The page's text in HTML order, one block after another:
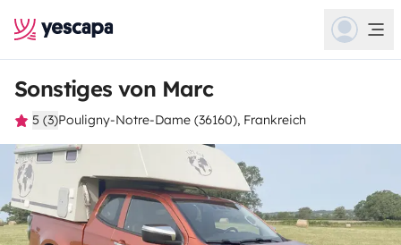
Sonstiges von Marc
5 (3)Pouligny-Notre-Dame (36160), Frankreich